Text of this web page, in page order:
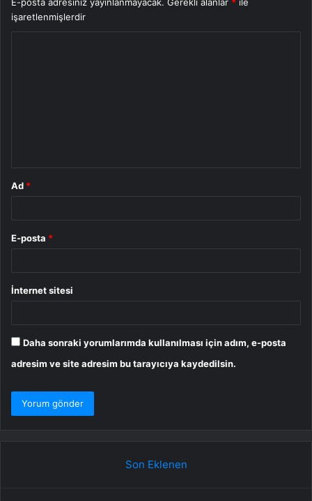
işaretlenmişlerdir
Ad *
E-posta *
İnternet sitesi
Daha sonraki yorumlarımda kullanılması için adım, e-posta
adresim ve site adresim bu tarayıcıya kaydedilsin.
Son Eklenen